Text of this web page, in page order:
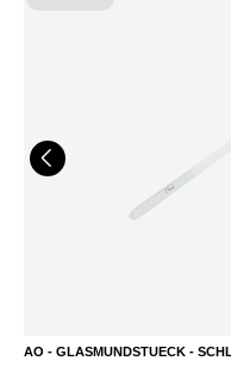
AO - GLASMUNDSTUECK -